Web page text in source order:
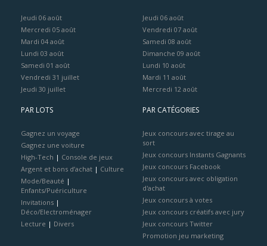
Jeudi 06 août
Mercredi 05 août
Mardi 04 août
Lundi 03 août
Samedi 01 août
Vendredi 31 juillet
Jeudi 30 juillet
Jeudi 06 août
Vendredi 07 août
Samedi 08 août
Dimanche 09 août
Lundi 10 août
Mardi 11 août
Mercredi 12 août
PAR LOTS
Gagnez un voyage
Gagnez une voiture
High-Tech | Console de jeux
Argent et bons d’achat | Culture
Mode/Beauté |
Enfants/Puériculture
Invitations |
Déco/Electroménager
Lecture | Divers
PAR CATÉGORIES
Jeux concours avec tirage au
sort
Jeux concours Instants Gagnants
Jeux concours Facebook
Jeux concours avec obligation
d'achat
Jeux concours à votes
Jeux concours créatifs avec jury
Jeux concours Twitter
Promotion jeu marketing